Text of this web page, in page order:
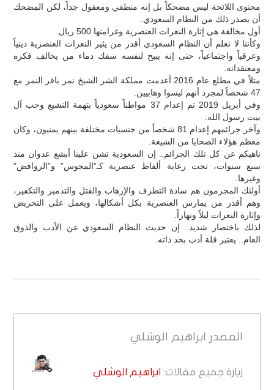
محتوى اللائحة ليس مضحكاً بل إنه منطقي ومعقول جداً، لكن المضحك
أن يصدر ذلك من النظام السعودي.
أول مخالفة هي إثارة النعرات العنصرية وغرامتها 500 ريال.
وكأننا لا نعلم أن النظام السعودي أقذر من يثير النعرات العنصرية دينياً
وعرقياً واجتماعياً، حتى إنه يبيح لنفسه سفك دماء من يخالف فكره
ومعتقداته.
مثلاً في مطلع عام 2016 أعدمت مملكة الشر الشيخ نمر باقر النمر مع
47 شخصاً لمجرد أنهم ليسوا وهابيين.
وفي أبريل 2019 تم إعدام 37 مواطناً سعودياً بتهمة التشيع وحب آل
بيت رسول الله.
وآخر جرائمهم إعدام 81 شخصاً من جنسيات مختلفة بينهم يمنيون، وكان
معظم هؤلاء الضحايا من الشيعة.
ناهيكم عن كل تلك الجرائم.. إن السعودية تشن علينا أبشع عدوان منذ
سبع سنوات، تحت رعاية ألفاظ عنصرية كـ”المجوس” و”الروافض”
وغيرها.
أولئك المجرمون هم سادة التطرف والإرهاب والقتل والتدمير والتكفير،
وهم أقذر من يمارس العنصرية بكل أشكالها، ويعمل على التحريض
وإثارة النعرات ليلاً ونهاراً.
لذلك باختصار شديد.. إن حديث النظام السعودي عن الأدب والذوق
العام.. يعتبر قلة أدب بحد ذاته.
المصدر ابراهيم الوشلي
زيارة جميع مقالات: ابراهيم الوشلي